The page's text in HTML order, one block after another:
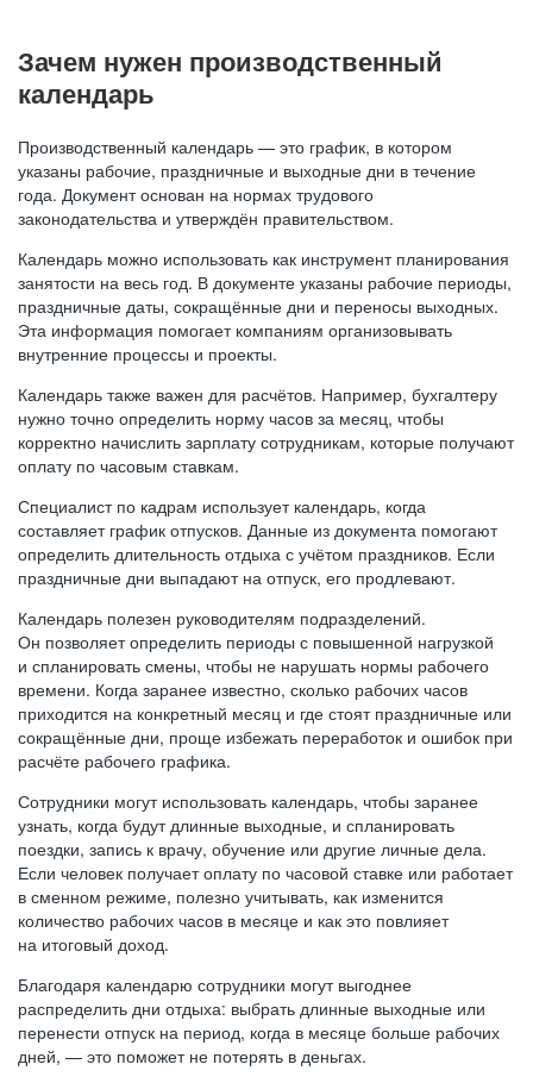
Зачем нужен производственный
календарь
Производственный календарь — это график, в котором
указаны рабочие, праздничные и выходные дни в течение
года. Документ основан на нормах трудового
законодательства и утверждён правительством.
Календарь можно использовать как инструмент планирования
занятости на весь год. В документе указаны рабочие периоды,
праздничные даты, сокращённые дни и переносы выходных.
Эта информация помогает компаниям организовывать
внутренние процессы и проекты.
Календарь также важен для расчётов. Например, бухгалтеру
нужно точно определить норму часов за месяц, чтобы
корректно начислить зарплату сотрудникам, которые получают
оплату по часовым ставкам.
Специалист по кадрам использует календарь, когда
составляет график отпусков. Данные из документа помогают
определить длительность отдыха с учётом праздников. Если
праздничные дни выпадают на отпуск, его продлевают.
Календарь полезен руководителям подразделений.
Он позволяет определить периоды с повышенной нагрузкой
и спланировать смены, чтобы не нарушать нормы рабочего
времени. Когда заранее известно, сколько рабочих часов
приходится на конкретный месяц и где стоят праздничные или
сокращённые дни, проще избежать переработок и ошибок при
расчёте рабочего графика.
Сотрудники могут использовать календарь, чтобы заранее
узнать, когда будут длинные выходные, и спланировать
поездки, запись к врачу, обучение или другие личные дела.
Если человек получает оплату по часовой ставке или работает
в сменном режиме, полезно учитывать, как изменится
количество рабочих часов в месяце и как это повлияет
на итоговый доход.
Благодаря календарю сотрудники могут выгоднее
распределить дни отдыха: выбрать длинные выходные или
перенести отпуск на период, когда в месяце больше рабочих
дней, — это поможет не потерять в деньгах.